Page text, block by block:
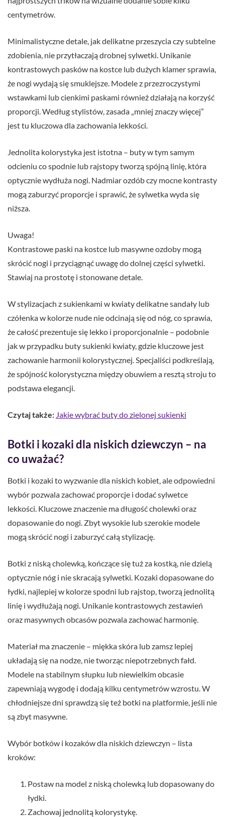
centymetrów.
Minimalistyczne detale, jak delikatne przeszycia czy subtelne
zdobienia, nie przytłaczają drobnej sylwetki. Unikanie
kontrastowych pasków na kostce lub dużych klamer sprawia,
że nogi wydają się smuklejsze. Modele z przezroczystymi
wstawkami lub cienkimi paskami również działają na korzyść
proporcji. Według stylistów, zasada „mniej znaczy więcej”
jest tu kluczowa dla zachowania lekkości.
Jednolita kolorystyka jest istotna – buty w tym samym
odcieniu co spodnie lub rajstopy tworzą spójną linię, która
optycznie wydłuża nogi. Nadmiar ozdób czy mocne kontrasty
mogą zaburzyć proporcje i sprawić, że sylwetka wyda się
niższa.
Uwaga!
Kontrastowe paski na kostce lub masywne ozdoby mogą
skrócić nogi i przyciągnąć uwagę do dolnej części sylwetki.
Stawiaj na prostotę i stonowane detale.
W stylizacjach z sukienkami w kwiaty delikatne sandały lub
czółenka w kolorze nude nie odcinają się od nóg, co sprawia,
że całość prezentuje się lekko i proporcjonalnie – podobnie
jak w przypadku buty sukienki kwiaty, gdzie kluczowe jest
zachowanie harmonii kolorystycznej. Specjaliści podkreślają,
że spójność kolorystyczna między obuwiem a resztą stroju to
podstawa elegancji.
Czytaj także: Jakie wybrać buty do zielonej sukienki
Botki i kozaki dla niskich dziewczyn – na
co uważać?
Botki i kozaki to wyzwanie dla niskich kobiet, ale odpowiedni
wybór pozwala zachować proporcje i dodać sylwetce
lekkości. Kluczowe znaczenie ma długość cholewki oraz
dopasowanie do nogi. Zbyt wysokie lub szerokie modele
mogą skrócić nogi i zaburzyć całą stylizację.
Botki z niską cholewką, kończące się tuż za kostką, nie dzielą
optycznie nóg i nie skracają sylwetki. Kozaki dopasowane do
łydki, najlepiej w kolorze spodni lub rajstop, tworzą jednolitą
linię i wydłużają nogi. Unikanie kontrastowych zestawień
oraz masywnych obcasów pozwala zachować harmonię.
Materiał ma znaczenie – miękka skóra lub zamsz lepiej
układają się na nodze, nie tworząc niepotrzebnych fałd.
Modele na stabilnym słupku lub niewielkim obcasie
zapewniają wygodę i dodają kilku centymetrów wzrostu. W
chłodniejsze dni sprawdzą się też botki na platformie, jeśli nie
są zbyt masywne.
Wybór botków i kozaków dla niskich dziewczyn – lista
kroków:
Postaw na model z niską cholewką lub dopasowany do
łydki.
Zachowaj jednolitą kolorystykę.